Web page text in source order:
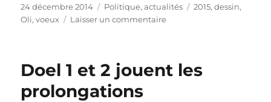
Publié
le
24 décembre 2014 Catégories
Politique, actualités Étiquettes
2015,dessin,
Oli,voeux Laisser un commentairesur
2015
Doel 1 et 2 jouent les
prolongations